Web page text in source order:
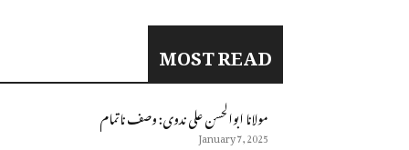
MOST READ
مولانا ابوالحسن على ندوى: وصف ناتمام
January 7, 2025